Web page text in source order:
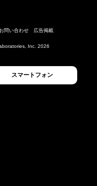
お問い合わせ 広告掲載
Inc. 2026
スマートフォン